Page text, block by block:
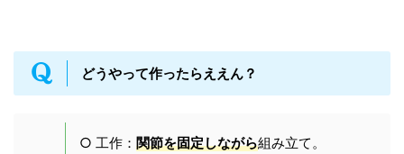
どうやって作ったらええん？
○ 工作： 関節を固定しながら組み立て。